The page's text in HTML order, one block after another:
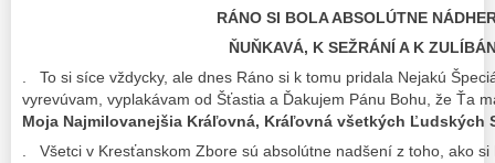
RÁNO SI BOLA ABSOLÚTNE
ŇUŇKAVÁ, K SEŽRÁNÍ A K
. To si síce vždycky, ale dnes Ráno si k tomu pridala Nejakú
vyrevúvam, vyplakávam od Šťastia a Ďakujem Pánu Bohu, že Ťa
Moja Najmilovanejšia Kráľovná, Kráľovná všetkých Ľudských
. Všetci v Kresťanskom Zbore sú absolútne nadšení z toho, ako si